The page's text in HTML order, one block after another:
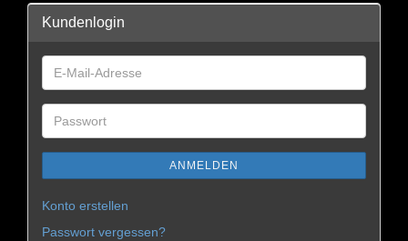
Kundenlogin
ANMELDEN
Konto erstellen
Passwort vergessen?